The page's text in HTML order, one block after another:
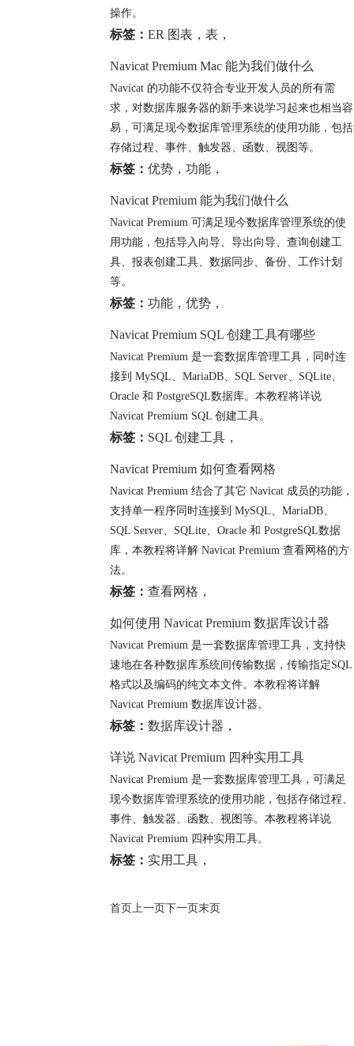
操作。
标签： ER 图表 ， 表 ，
Navicat Premium Mac 能为我们做什么
Navicat 的功能不仅符合专业开发人员的所有需
求，对数据库服务器的新手来说学习起来也相当容
易，可满足现今数据库管理系统的使用功能，包括
存储过程、事件、触发器、函数、视图等。
标签： 优势， 功能，
Navicat Premium 能为我们做什么
Navicat Premium 可满足现今数据库管理系统的使
用功能，包括导入向导、导出向导、查询创建工
具、报表创建工具、数据同步、备份、工作计划
等。
标签： 功能， 优势，
Navicat Premium SQL 创建工具有哪些
Navicat Premium 是一套数据库管理工具，同时连
接到 MySQL、MariaDB、SQL Server、SQLite、
Oracle 和 PostgreSQL数据库。本教程将详说
Navicat Premium SQL 创建工具。
标签： SQL 创建工具，
Navicat Premium 如何查看网格
Navicat Premium 结合了其它 Navicat 成员的功能，
支持单一程序同时连接到 MySQL、MariaDB、
SQL Server、SQLite、Oracle 和 PostgreSQL数据
库，本教程将详解 Navicat Premium 查看网格的方
法。
标签： 查看网格 ，
如何使用 Navicat Premium 数据库设计器
Navicat Premium 是一套数据库管理工具，支持快
速地在各种数据库系统间传输数据，传输指定SQL
格式以及编码的纯文本文件。本教程将详解
Navicat Premium 数据库设计器。
标签： 数据库设计器 ，
详说 Navicat Premium 四种实用工具
Navicat Premium 是一套数据库管理工具，可满足
现今数据库管理系统的使用功能，包括存储过程、
事件、触发器、函数、视图等。本教程将详说
Navicat Premium 四种实用工具。
标签： 实用工具，
首页上一页下一页末页